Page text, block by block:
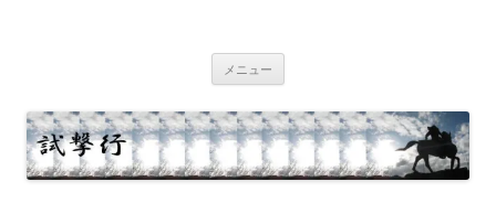
キ
ッ
プ
メニュー